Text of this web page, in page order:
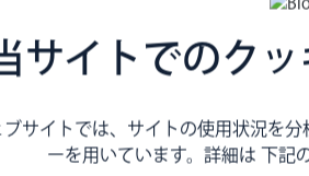
サイトでのク
ブサイトでは、サイトの使用状況を
ーを用いています。詳細は 下記
たら、私たちは下の子は産まな
ないと思うのです。でも、
ちの子みたいに普通の子と同じ
れば、みんな幸せですし、次の